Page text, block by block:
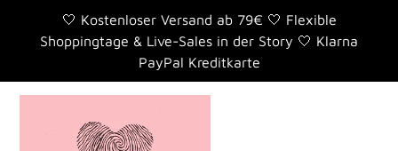
🤍 Kostenloser Versand ab 79€ 🤍 Flexible
Shoppingtage & Live-Sales in der Story 🤍 Klarna
PayPal Kreditkarte